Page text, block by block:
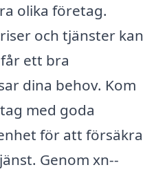
olika företag.
och tjänster kan
ett bra
dina behov. Kom
med goda
för att försäkra
Genom xn--